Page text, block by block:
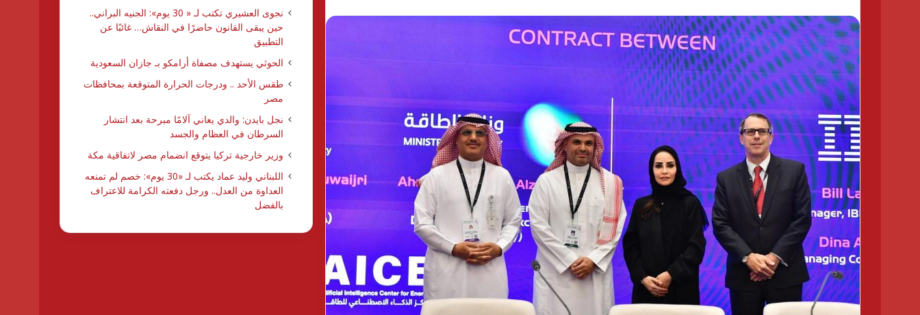
نجوى العشيري تكتب لـ « 30 يوم»: الجنيه البراني..
حين يبقى القانون حاضرًا في النقاش… غائبًا عن
التطبيق
الحوثي يستهدف مصفاة أرامكو بـ جازان السعودية
طقس الأحد .. ودرجات الحرارة المتوقعة بمحافظات
مصر
نجل بايدن: والدي يعاني آلامًا مبرحة بعد انتشار
السرطان في العظام والجسد
وزير خارجية تركيا يتوقع انضمام مصر لاتفاقية مكة
اللبناني وليد عماد يكتب لـ «30 يوم»: خصم لم تمنعه
العداوة من العدل.. ورجل دفعته الكرامة للاعتراف
بالفضل